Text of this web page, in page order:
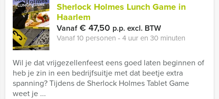
Sherlock Holmes Lunch Game in
Haarlem
Vanaf€ 47,50 p.p. excl. BTW
Vanaf 10 personen ‐ 4 uur en 30 minuten
Wil je dat vrijgezellenfeest eens goed laten beginnen of
heb je zin in een bedrijfsuitje met dat beetje extra
spanning? Tijdens de Sherlock Holmes Tablet Game
weet je ...